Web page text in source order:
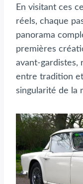
En visitant ces
réels, chaque
panorama
premières
avant-gardistes,
entre tradition
singularité de la